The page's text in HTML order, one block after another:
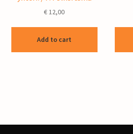
€12,00
Add to cart